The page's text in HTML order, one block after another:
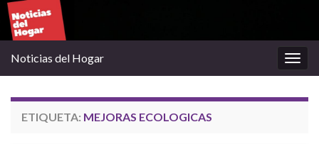
la
Noticias del Hogar
ETIQUETA: MEJORAS ECOLOGICAS